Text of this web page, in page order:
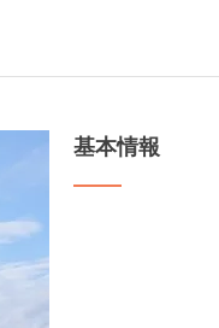
基本情報